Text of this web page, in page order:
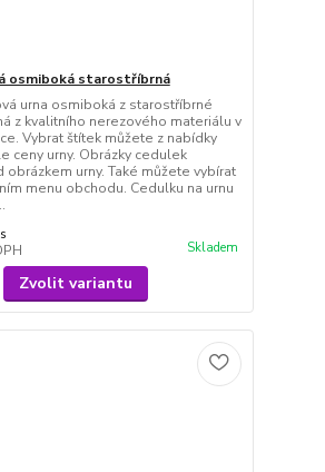
osmiboká starostříbrná
urna osmiboká z starostříbrné
z kvalitního nerezového materiálu v
Vybrat štítek můžete z nabídky
ceny urny. Obrázky cedulek
urny. Také můžete vybírat
menu obchodu. Cedulku na urnu
Skladem
Zvolit variantu